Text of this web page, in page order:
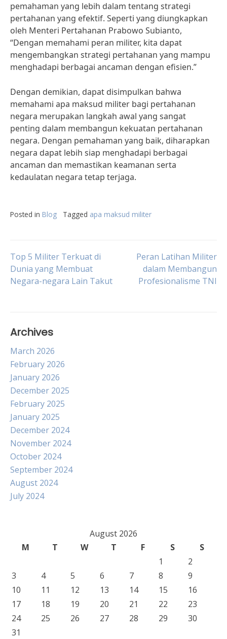
pemahaman yang lebih dalam tentang strategi
pertahanan yang efektif. Seperti yang diungkapkan
oleh Menteri Pertahanan Prabowo Subianto,
“Dengan memahami peran militer, kita dapat
mengembangkan strategi pertahanan yang mampu
menghadapi berbagai ancaman dengan efisien.”
Dengan demikian, dapat disimpulkan bahwa
memahami apa maksud militer bagi pertahanan
negara merupakan langkah awal yang sangat
penting dalam membangun kekuatan pertahanan
negara. Dengan pemahaman yang baik, diharapkan
negara dapat lebih siap menghadapi berbagai
ancaman dan memastikan keamanan serta
kedaulatan negara tetap terjaga.
Posted in Blog Tagged apa maksud militer
Post
navigation
Top 5 Militer Terkuat di
Dunia yang Membuat
Negara-negara Lain Takut
Peran Latihan Militer
dalam Membangun
Profesionalisme TNI
Archives
March 2026
February 2026
January 2026
December 2025
February 2025
January 2025
December 2024
November 2024
October 2024
September 2024
August 2024
July 2024
August 2026
M
T W T F S
S
1
2
3
4 5 6 7 8
9
10
11 12 13 14 15
16
17
18 19 20 21 22
23
24
25 26 27 28 29
30
31